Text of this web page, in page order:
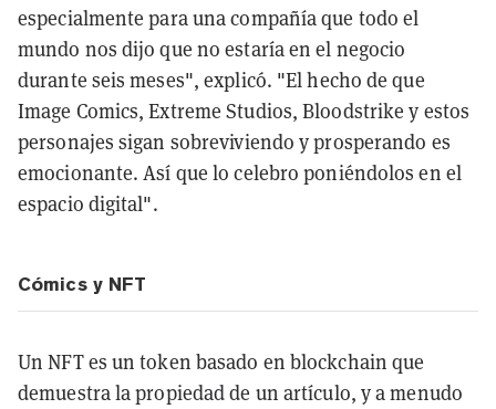
especialmente para una compañía que todo el
mundo nos dijo que no estaría en el negocio
durante seis meses", explicó. "El hecho de que
Image Comics, Extreme Studios, Bloodstrike y estos
personajes sigan sobreviviendo y prosperando es
emocionante. Así que lo celebro poniéndolos en el
espacio digital".
Cómics y NFT
Un NFT es un token basado en blockchain que
demuestra la propiedad de un artículo, y a menudo